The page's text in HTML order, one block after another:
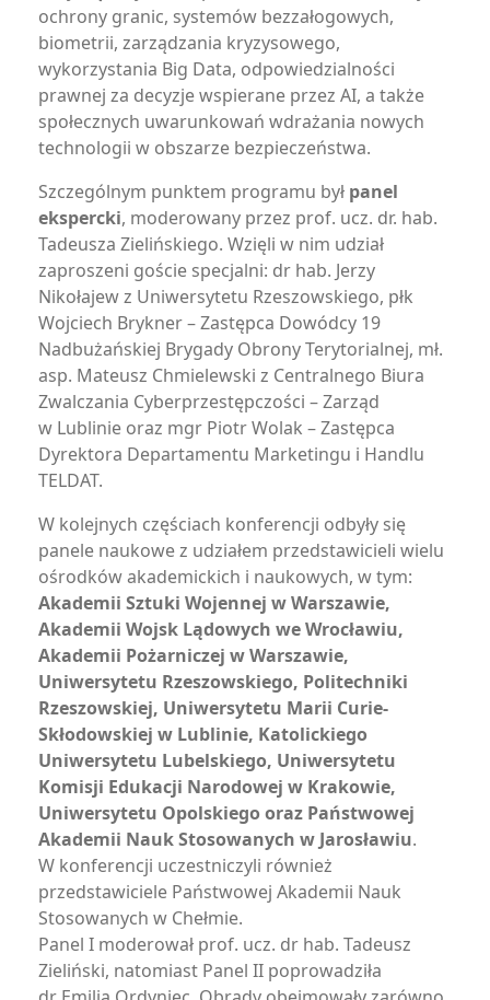
ochrony granic, systemów bezzałogowych,
biometrii, zarządzania kryzysowego,
wykorzystania Big Data, odpowiedzialności
prawnej za decyzje wspierane przez AI, a także
społecznych uwarunkowań wdrażania nowych
technologii w obszarze bezpieczeństwa.
Szczególnym punktem programu był panel
ekspercki, moderowany przez prof. ucz. dr. hab.
Tadeusza Zielińskiego. Wzięli w nim udział
zaproszeni goście specjalni: dr hab. Jerzy
Nikołajew z Uniwersytetu Rzeszowskiego, płk
Wojciech Brykner – Zastępca Dowódcy 19
Nadbużańskiej Brygady Obrony Terytorialnej, mł.
asp. Mateusz Chmielewski z Centralnego Biura
Zwalczania Cyberprzestępczości – Zarząd
w Lublinie oraz mgr Piotr Wolak – Zastępca
Dyrektora Departamentu Marketingu i Handlu
TELDAT.
W kolejnych częściach konferencji odbyły się
panele naukowe z udziałem przedstawicieli wielu
ośrodków akademickich i naukowych, w tym:
Akademii Sztuki Wojennej w Warszawie,
Akademii Wojsk Lądowych we Wrocławiu,
Akademii Pożarniczej w Warszawie,
Uniwersytetu Rzeszowskiego, Politechniki
Rzeszowskiej, Uniwersytetu Marii Curie-
Skłodowskiej w Lublinie, Katolickiego
Uniwersytetu Lubelskiego, Uniwersytetu
Komisji Edukacji Narodowej w Krakowie,
Uniwersytetu Opolskiego oraz Państwowej
Akademii Nauk Stosowanych w Jarosławiu.
W konferencji uczestniczyli również
przedstawiciele Państwowej Akademii Nauk
Stosowanych w Chełmie.
Panel I moderował prof. ucz. dr hab. Tadeusz
Zieliński, natomiast Panel II poprowadziła